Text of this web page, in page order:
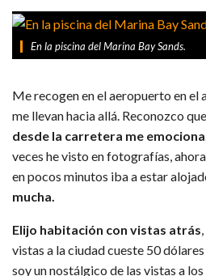
En la piscina del Marina Bay Sands.
Me recogen en el aeropuerto en
me llevan hacia allá. Reconozco que
desde la carretera me emociona
veces he visto en fotografías,
en pocos minutos iba a estar
mucha.
Elijo habitación con vistas atrás
vistas a la ciudad cueste 50
soy un nostálgico de las vistas a